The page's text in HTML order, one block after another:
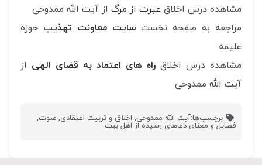
مشاهده درس اخلاق عبرت از مرگ از آیت الله ممدوحی
مراجعه به صفحه نخست سایت معاونت تهذیب حوزه
علیمه
مشاهده درس اخلاق راه های اعتماد به قضای الهی از
آیت الله ممدوحی
برچسب‌ها:آیت الله ممدوحی, اخلاق و تربیت اعتقادی,صوت,
فضایل و معنای دعاهای رسیده از اهل بیت